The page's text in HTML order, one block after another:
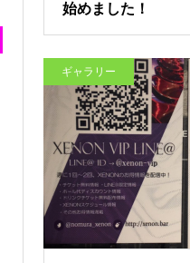
始めました！
ギャラリー